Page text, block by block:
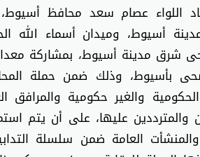
اللواء عصام سعد محافظ
أسيوط، وميدان أسماء الله
بحى شرق مدينة أسيوط، بمشاركة
بأسيوط، وذلك ضمن حملة
والغير حكومية والمرافق
والمترددين عليها، على أن يتم
العامة ضمن سلسلة التدابير